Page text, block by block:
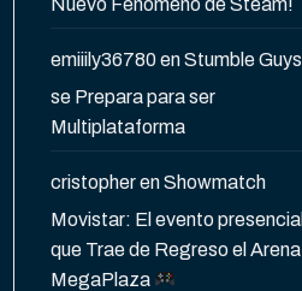
emiiily36780enStumble Guys
se Prepara para ser
Multiplataforma
cristopherenShowmatch
Movistar: El evento presencial
que Trae de Regreso el Arena
MegaPlaza